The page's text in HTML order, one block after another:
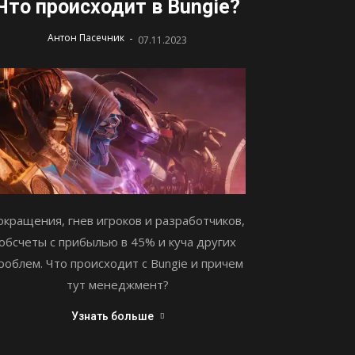
происходит в Bungie?
Антон Пасечник - 07.11.2023
гнев игроков и разработчиков,
с прибылью в 45% и куча других
Что происходит с Bungie и причем
тут менеджмент?
Узнать больше